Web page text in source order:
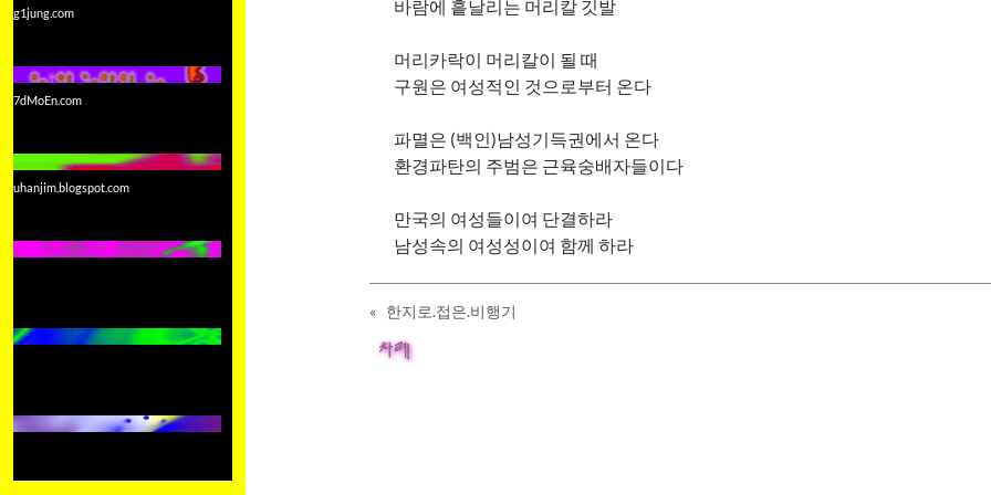
바람에 흩날리는 머리칼 깃발
머리카락이 머리칼이 될 때
구원은 여성적인 것으로부터 온다
파멸은 (백인)남성기득권에서 온다
환경파탄의 주범은 근육숭배자들이다
만국의 여성들이여 단결하라
남성속의 여성성이여 함께 하라
« 한지로.접은.비행기
차례
g1jung.com
7dMoEn.com
uhanjim.blogspot.com